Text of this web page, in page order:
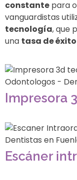
constante para
vanguardistas
tecnología, que
una tasa de
Impresora
Escáner